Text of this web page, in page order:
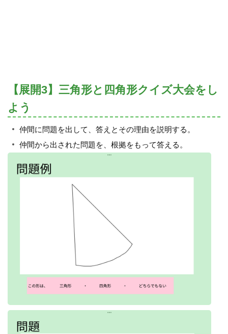
【展開3】三角形と四角形クイズ大会をし
よう
仲間に問題を出して、答えとその理由を説明する。
仲間から出された問題を、根拠をもって答える。